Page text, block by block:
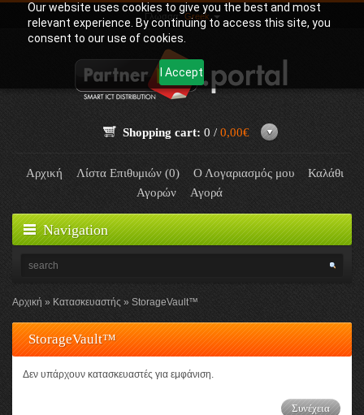
Our website uses cookies to give you the best and most
relevant experience. By continuing to access this site, you
consent to our use of cookies.
I Accept
Γλώσσα:Greek
Shopping cart: 0 / 0,00€
Αρχική Λίστα Επιθυμιών (0) Ο Λογαριασμός μου
Καλάθι
Αγορών
Αγορά
Navigation
Αρχική Κατασκευαστής StorageVault™
StorageVault™
Δεν υπάρχουν κατασκευαστές για εμφάνιση.
Συνέχεια